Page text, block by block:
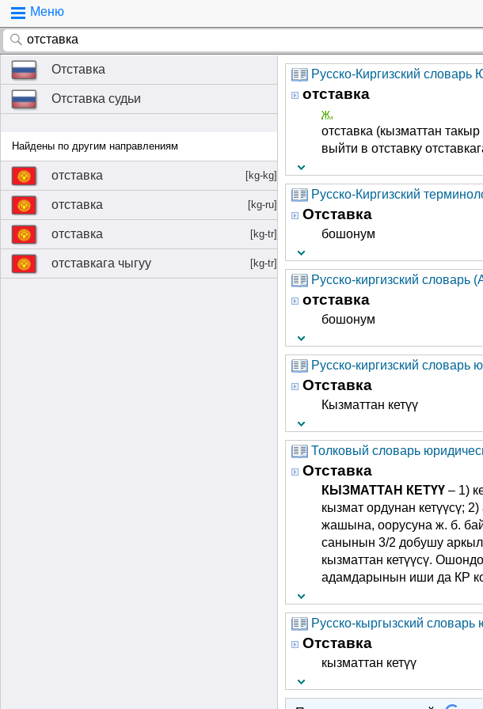
Меню
Отставка
Отставка судьи
Найдены по другим направлениям
отставка [kg-kg]
отставка [kg-ru]
отставка [kg-tr]
отставкага чыгуу [kg-tr]
Русско-Киргизский словарь
отставка
ж.
отставка (кызматтан
выйти в отставку
Русско-Киргизский
Отставка
бошонум
Русско-киргизский словарь
отставка
бошонум
Русско-киргизский словарь
Отставка
Кызматтан кетүү
Толковый словарь
Отставка
КЫЗМАТТАН КЕТҮҮ – 1)
кызмат ордунан кетүүсү;
жашына, оорусуна ж. б.
санынын 3/2 добушу
кызматтан кетүүсү.
адамдарынын иши да КР
Русско-кыргызский
Отставка
кызматтан кетүү